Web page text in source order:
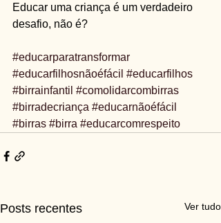
Educar uma criança é um verdadeiro
desafio, não é?
#educarparatransformar
#educarfilhosnãoéfácil #educarfilhos
#birrainfantil #comolidarcombirras
#birradecriança #educarnãoéfácil
#birras #birra #educarcomrespeito
Posts recentes Ver tudo